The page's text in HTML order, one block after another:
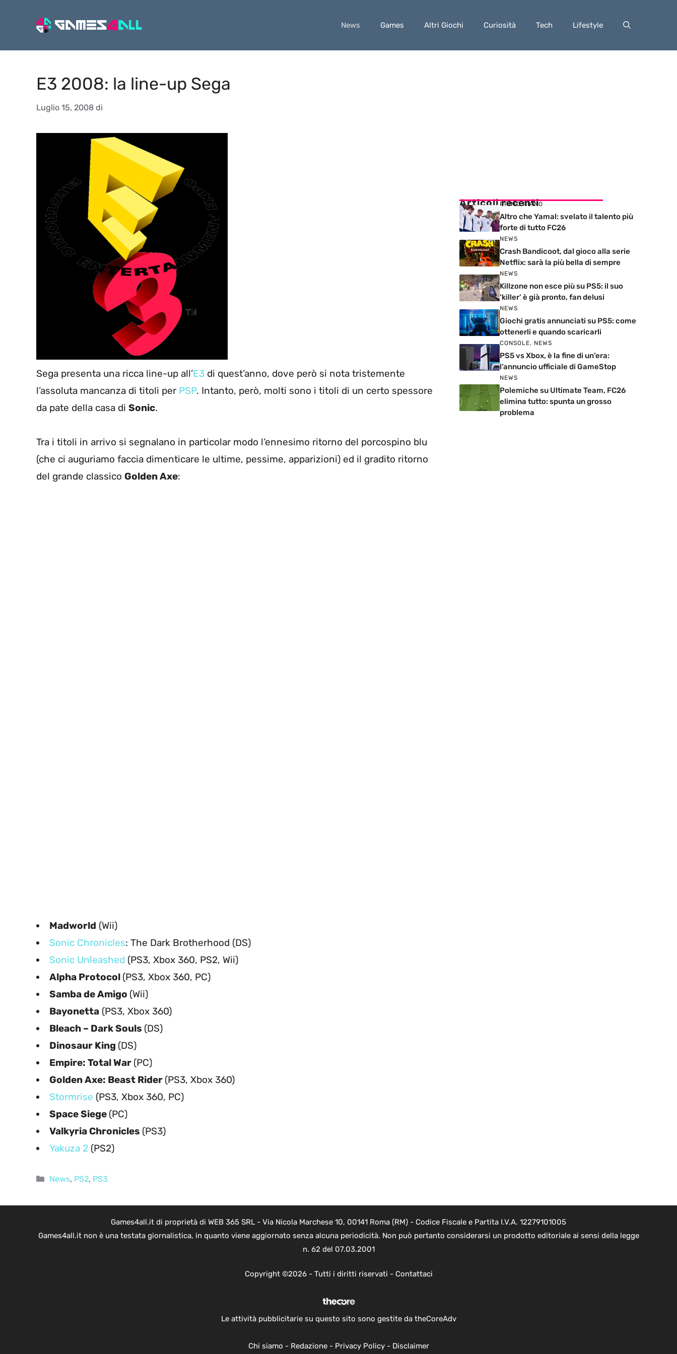
News Games Altri Giochi Curiosità Tech Lifestyle
E3 2008: la line-up Sega
Luglio 15, 2008 di
Sega presenta una ricca line-up all’E3 di quest’anno, dove però si nota tristemente
l’assoluta mancanza di titoli per PSP. Intanto, però, molti sono i titoli di un certo spessore
da pate della casa di Sonic.
Tra i titoli in arrivo si segnalano in particolar modo l’ennesimo ritorno del porcospino blu
(che ci auguriamo faccia dimenticare le ultime, pessime, apparizioni) ed il gradito ritorno
del grande classico Golden Axe:
Madworld (Wii)
Sonic Chronicles: The Dark Brotherhood (DS)
Sonic Unleashed (PS3, Xbox 360, PS2, Wii)
Alpha Protocol (PS3, Xbox 360, PC)
Samba de Amigo (Wii)
Bayonetta (PS3, Xbox 360)
Bleach – Dark Souls (DS)
Dinosaur King (DS)
Empire: Total War (PC)
Golden Axe: Beast Rider (PS3, Xbox 360)
Stormrise (PS3, Xbox 360, PC)
Space Siege (PC)
Valkyria Chronicles (PS3)
Yakuza 2 (PS2)
Categorie
News, PS2, PS3
Articoli recenti
PRIMO PIANO
Altro che Yamal: svelato il talento più
forte di tutto FC26
NEWS
Crash Bandicoot, dal gioco alla serie
Netflix: sarà la più bella di sempre
NEWS
Killzone non esce più su PS5: il suo
‘killer’ è già pronto, fan delusi
NEWS
Giochi gratis annunciati su PS5: come
ottenerli e quando scaricarli
CONSOLE, NEWS
PS5 vs Xbox, è la fine di un’era:
l’annuncio ufficiale di GameStop
NEWS
Polemiche su Ultimate Team, FC26
elimina tutto: spunta un grosso
problema
Games4all.it di proprietà di WEB 365 SRL - Via Nicola Marchese 10, 00141 Roma (RM) - Codice Fiscale e Partita I.V.A. 12279101005
Games4all.it non è una testata giornalistica, in quanto viene aggiornato senza alcuna periodicità. Non può pertanto considerarsi un prodotto editoriale ai sensi della legge
n. 62 del 07.03.2001
Copyright ©2026 - Tutti i diritti riservati - Contattaci
Le attività pubblicitarie su questo sito sono gestite da theCoreAdv
Chi siamo - Redazione- Privacy Policy- Disclaimer